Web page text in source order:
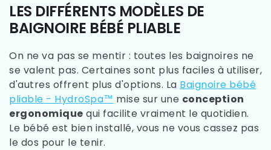
LES DIFFÉRENTS MODÈLES DE
BAIGNOIRE BÉBÉ PLIABLE
On ne va pas se mentir : toutes les baignoires ne
se valent pas. Certaines sont plus faciles à utiliser,
d'autres offrent plus d'options. La Baignoire bébé
pliable - HydroSpa™ mise sur une conception
ergonomique qui facilite vraiment le quotidien.
Le bébé est bien installé, vous ne vous cassez pas
le dos pour le tenir.